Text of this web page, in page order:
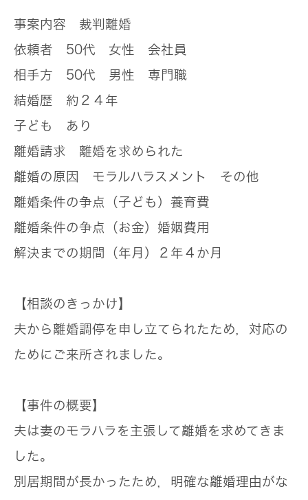
事案内容 裁判離婚
依頼者 50代 女性 会社員
相手方 50代 男性 専門職
結婚歴 約２４年
子ども あり
離婚請求 離婚を求められた
離婚の原因 モラルハラスメント その他
離婚条件の争点（子ども） 養育費
離婚条件の争点（お金） 婚姻費用
解決までの期間（年月） ２年４か月
【相談のきっかけ】
夫から離婚調停を申し立てられたため，対応の
ためにご来所されました。
【事件の概要】
夫は妻のモラハラを主張して離婚を求めてきま
した。
別居期間が長かったため，明確な離婚理由がな